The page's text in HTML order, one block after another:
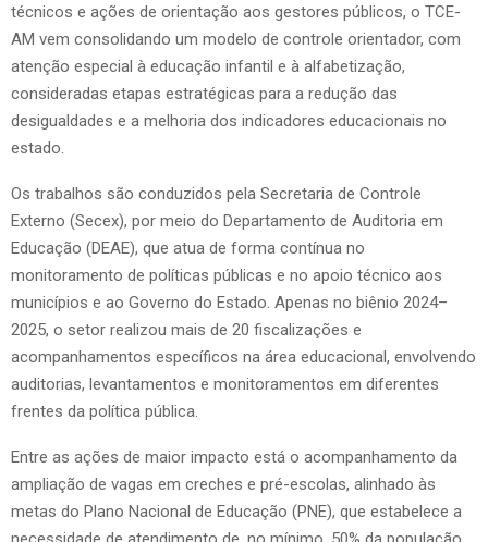
técnicos e ações de orientação aos gestores públicos, o TCE-
AM vem consolidando um modelo de controle orientador, com
atenção especial à educação infantil e à alfabetização,
consideradas etapas estratégicas para a redução das
desigualdades e a melhoria dos indicadores educacionais no
estado.
Os trabalhos são conduzidos pela Secretaria de Controle
Externo (Secex), por meio do Departamento de Auditoria em
Educação (DEAE), que atua de forma contínua no
monitoramento de políticas públicas e no apoio técnico aos
municípios e ao Governo do Estado. Apenas no biênio 2024–
2025, o setor realizou mais de 20 fiscalizações e
acompanhamentos específicos na área educacional, envolvendo
auditorias, levantamentos e monitoramentos em diferentes
frentes da política pública.
Entre as ações de maior impacto está o acompanhamento da
ampliação de vagas em creches e pré-escolas, alinhado às
metas do Plano Nacional de Educação (PNE), que estabelece a